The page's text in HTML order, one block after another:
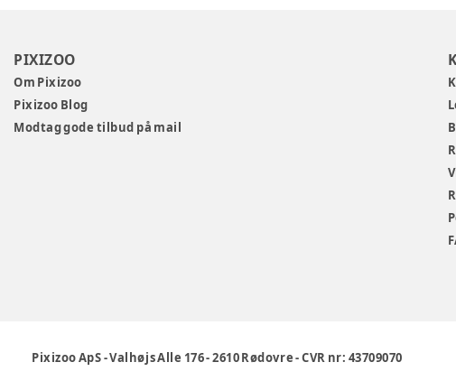
PIXIZOO
Om Pixizoo
Pixizoo Blog
Modtag gode tilbud på mail
Pixizoo ApS-Valhøjs Alle 176-2610 Rødovre-CVR nr: 43709070